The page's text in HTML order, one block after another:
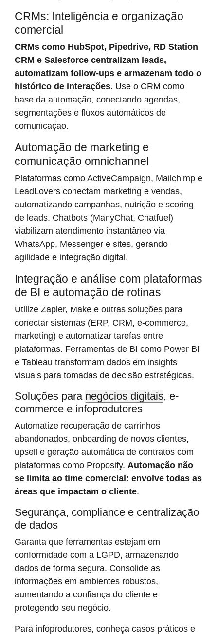
CRMs: Inteligência e organização
comercial
CRMs como HubSpot, Pipedrive, RD Station
CRM e Salesforce centralizam leads,
automatizam follow-ups e armazenam todo o
histórico de interações. Use o CRM como
base da automação, conectando agendas,
segmentações e fluxos automáticos de
comunicação.
Automação de marketing e
comunicação omnichannel
Plataformas como ActiveCampaign, Mailchimp e
LeadLovers conectam marketing e vendas,
automatizando campanhas, nutrição e scoring
de leads. Chatbots (ManyChat, Chatfuel)
viabilizam atendimento instantâneo via
WhatsApp, Messenger e sites, gerando
agilidade e integração digital.
Integração e análise com plataformas
de BI e automação de rotinas
Utilize Zapier, Make e outras soluções para
conectar sistemas (ERP, CRM, e-commerce,
marketing) e automatizar tarefas entre
plataformas. Ferramentas de BI como Power BI
e Tableau transformam dados em insights
visuais para tomadas de decisão estratégicas.
Soluções para negócios digitais, e-
commerce e infoprodutores
Automatize recuperação de carrinhos
abandonados, onboarding de novos clientes,
upsell e geração automática de contratos com
plataformas como Proposify. Automação não
se limita ao time comercial: envolve todas as
áreas que impactam o cliente.
Segurança, compliance e centralização
de dados
Garanta que ferramentas estejam em
conformidade com a LGPD, armazenando
dados de forma segura. Consolide as
informações em ambientes robustos,
aumentando a confiança do cliente e
protegendo seu negócio.
Para infoprodutores, conheça casos práticos e